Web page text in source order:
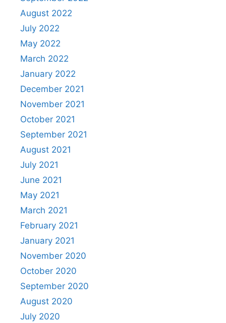
August 2022
July 2022
May 2022
March 2022
January 2022
December 2021
November 2021
October 2021
September 2021
August 2021
July 2021
June 2021
May 2021
March 2021
February 2021
January 2021
November 2020
October 2020
September 2020
August 2020
July 2020